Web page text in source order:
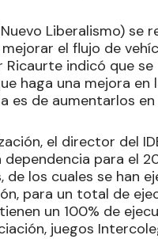
Liberalismo) se
el flujo de
indicó que
haga una mejora
es de aumentarlos en
el director del
para el
de los cuales se han
para un total de
un 100% de
juegos